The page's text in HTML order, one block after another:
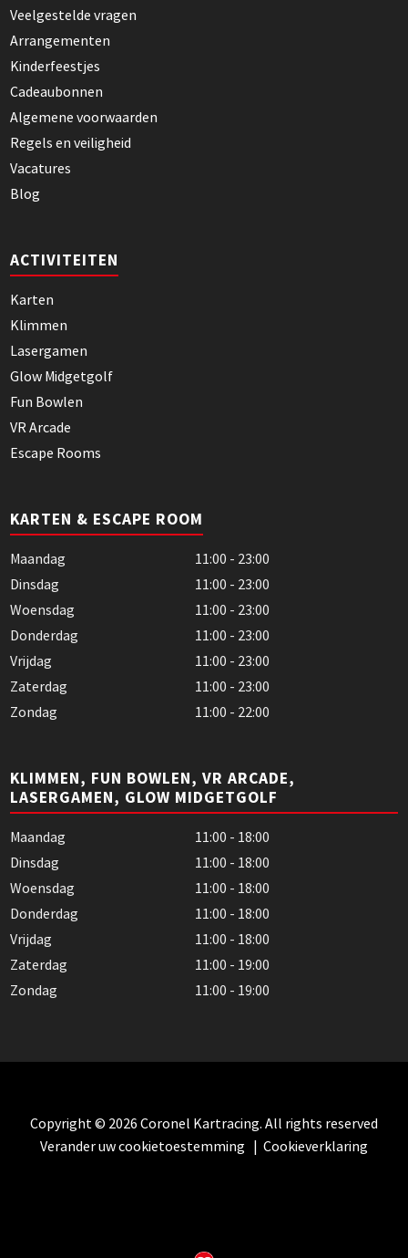
Veelgestelde vragen
Arrangementen
Kinderfeestjes
Cadeaubonnen
Algemene voorwaarden
Regels en veiligheid
Vacatures
Blog
ACTIVITEITEN
Karten
Klimmen
Lasergamen
Glow Midgetgolf
Fun Bowlen
VR Arcade
Escape Rooms
KARTEN & ESCAPE ROOM
Maandag
11:00 - 23:00
Dinsdag
11:00 - 23:00
Woensdag
11:00 - 23:00
Donderdag
11:00 - 23:00
Vrijdag
11:00 - 23:00
Zaterdag
11:00 - 23:00
Zondag
11:00 - 22:00
KLIMMEN, FUN BOWLEN, VR ARCADE,
LASERGAMEN, GLOW MIDGETGOLF
Maandag
11:00 - 18:00
Dinsdag
11:00 - 18:00
Woensdag
11:00 - 18:00
Donderdag
11:00 - 18:00
Vrijdag
11:00 - 18:00
Zaterdag
11:00 - 19:00
Zondag
11:00 - 19:00
Copyright © 2026 Coronel Kartracing. All rights reserved
Verander uw cookietoestemming | Cookieverklaring